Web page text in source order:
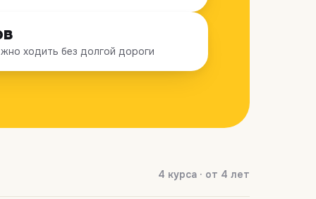
ходить без долгой дороги
4 курса · от 4 лет